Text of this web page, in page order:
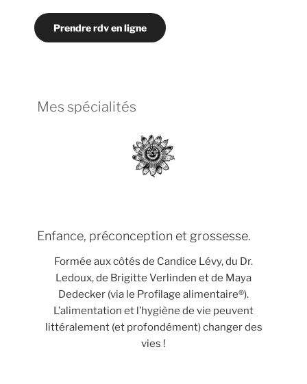
Prendre rdv en ligne
Mes spécialités
Enfance, préconception et grossesse.
Formée aux côtés de Candice Lévy, du Dr.
Ledoux, de Brigitte Verlinden et de Maya
Dedecker (via le Profilage alimentaire®).
L’alimentation et l’hygiène de vie peuvent
littéralement (et profondément) changer des
vies !